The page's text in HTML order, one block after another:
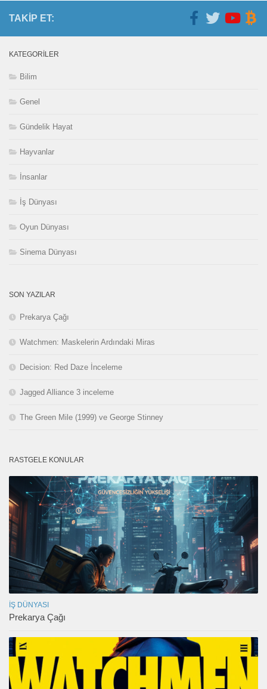
TAKIP ET:
KATEGORILER
Bilim
Genel
Gündelik Hayat
Hayvanlar
İnsanlar
İş Dünyası
Oyun Dünyası
Sinema Dünyası
SON YAZILAR
Prekarya Çağı
Watchmen: Maskelerin Ardındaki Miras
Decision: Red Daze İnceleme
Jagged Alliance 3 inceleme
The Green Mile (1999) ve George Stinney
RASTGELE KONULAR
İŞ DÜNYASI
Prekarya Çağı